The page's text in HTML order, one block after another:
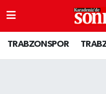
TRABZONSPOR